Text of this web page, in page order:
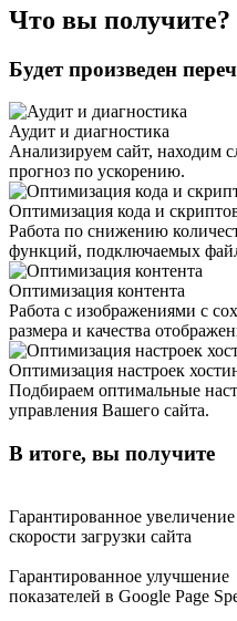
Что вы получите?
Будет произведен
Аудит и диагностика
Анализируем сайт, находим
прогноз по ускорению.
Оптимизация кода и
Работа по снижению
функций, подключаемых
Оптимизация контента
Работа с изображениями с
размера и качества
Оптимизация настроек
Подбираем оптимальные
управления Вашего сайта.
В итоге, вы получите
Гарантированное увеличение
скорости загрузки сайта
Гарантированное улучшение
показателей в Google Page